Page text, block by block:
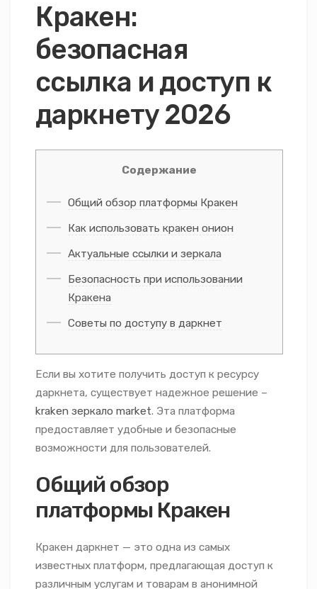
Кракен:
безопасная
ссылка и доступ к
даркнету 2026
Содержание
Общий обзор платформы Кракен
Как использовать кракен онион
Актуальные ссылки и зеркала
Безопасность при использовании
Кракена
Советы по доступу в даркнет
Если вы хотите получить доступ к ресурсу
даркнета, существует надежное решение –
kraken зеркало market. Эта платформа
предоставляет удобные и безопасные
возможности для пользователей.
Общий обзор
платформы Кракен
Кракен даркнет — это одна из самых
известных платформ, предлагающая доступ к
различным услугам и товарам в анонимной